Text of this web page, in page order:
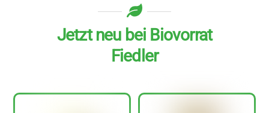
Jetzt neu bei Biovorrat
Fiedler